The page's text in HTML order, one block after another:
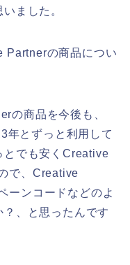
ました。
Partnerの商品につい
の商品を今後も、
年とずっと利用して
とでも安くCreative
で、Creative
ーンコードなどのよ
、と思ったんです